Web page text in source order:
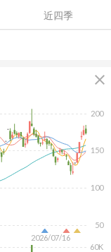
近四季
close
2026/07/16
50
100
150
200
60K